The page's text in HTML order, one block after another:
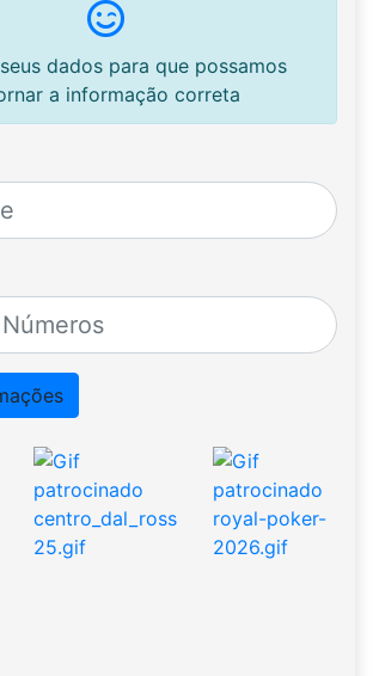
dados para que possamos
a informação correta